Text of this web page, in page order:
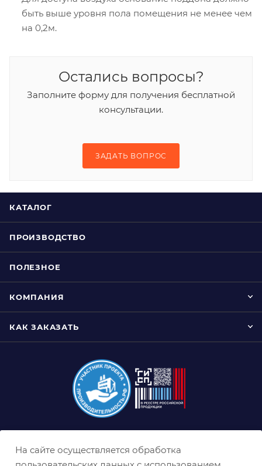
быть выше уровня пола помещения не менее чем
на 0,2м.
Остались вопросы?
Заполните форму для получения бесплатной
консультации.
ЗАДАТЬ ВОПРОС
КАТАЛОГ
ПРОИЗВОДСТВО
ПОЛЕЗНОЕ
КОМПАНИЯ
КАК ЗАКАЗАТЬ
krasnodar@belabraziv.ru
На сайте осуществляется обработка